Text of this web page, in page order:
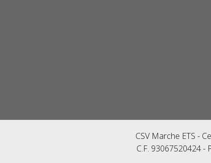
CSV Marche ETS -
C.F. 93067520424 -